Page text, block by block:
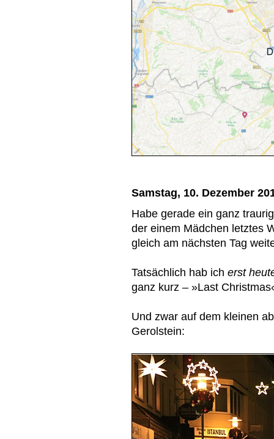
Samstag, 10. Dezember
Habe gerade ein ganz
der einem Mädchen letztes
gleich am nächsten Tag
Tatsächlich hab ich erst
ganz kurz – »Last
Und zwar auf dem kleinen
Gerolstein: